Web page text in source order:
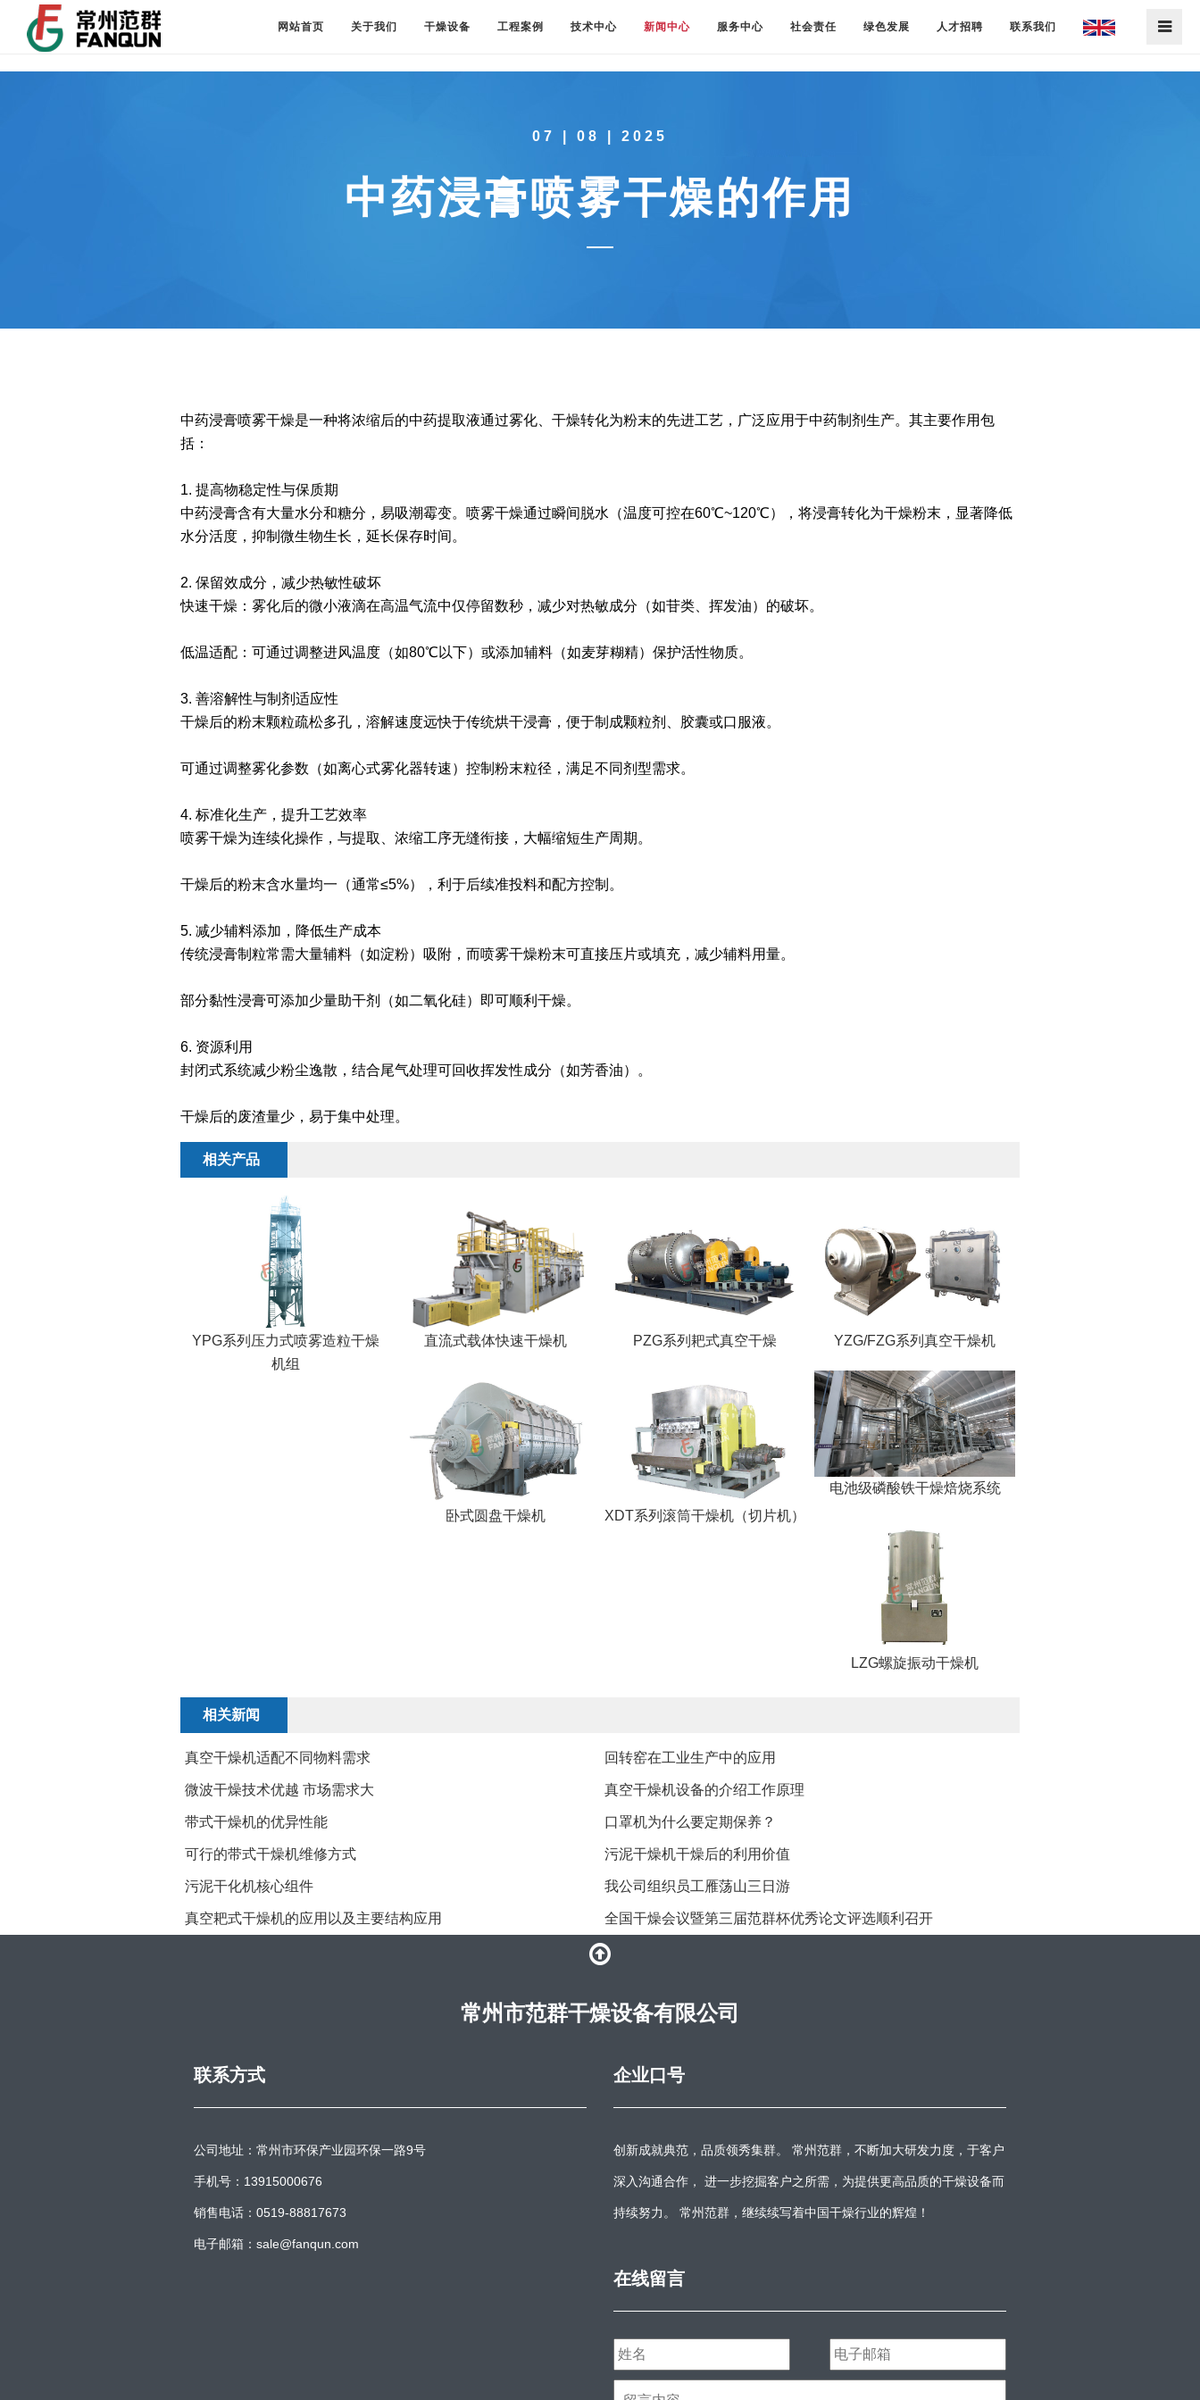
网站首页 关于我们 干燥设备 工程案例 技术中心 新闻中心 服务中心 社会责任 绿色发展 人才招聘 联系我们
07 | 08 | 2025
中药浸膏喷雾干燥的作用
中药浸膏喷雾干燥是一种将浓缩后的中药提取液通过雾化、干燥转化为粉末的先进工艺，广泛应用于中药制剂生产。其主要作用包
括：
1. 提高物稳定性与保质期
中药浸膏含有大量水分和糖分，易吸潮霉变。喷雾干燥通过瞬间脱水（温度可控在60℃~120℃），将浸膏转化为干燥粉末，显著降低
水分活度，抑制微生物生长，延长保存时间。
2. 保留效成分，减少热敏性破坏
快速干燥：雾化后的微小液滴在高温气流中仅停留数秒，减少对热敏成分（如苷类、挥发油）的破坏。
低温适配：可通过调整进风温度（如80℃以下）或添加辅料（如麦芽糊精）保护活性物质。
3. 善溶解性与制剂适应性
干燥后的粉末颗粒疏松多孔，溶解速度远快于传统烘干浸膏，便于制成颗粒剂、胶囊或口服液。
可通过调整雾化参数（如离心式雾化器转速）控制粉末粒径，满足不同剂型需求。
4. 标准化生产，提升工艺效率
喷雾干燥为连续化操作，与提取、浓缩工序无缝衔接，大幅缩短生产周期。
干燥后的粉末含水量均一（通常≤5%），利于后续准投料和配方控制。
5. 减少辅料添加，降低生产成本
传统浸膏制粒常需大量辅料（如淀粉）吸附，而喷雾干燥粉末可直接压片或填充，减少辅料用量。
部分黏性浸膏可添加少量助干剂（如二氧化硅）即可顺利干燥。
6. 资源利用
封闭式系统减少粉尘逸散，结合尾气处理可回收挥发性成分（如芳香油）。
干燥后的废渣量少，易于集中处理。
相关产品
YPG系列压力式喷雾造粒干燥
机组
直流式载体快速干燥机 PZG系列耙式真空干燥 YZG/FZG系列真空干燥机
卧式圆盘干燥机 XDT系列滚筒干燥机（切片机）
电池级磷酸铁干燥焙烧系统
LZG螺旋振动干燥机
相关新闻
真空干燥机适配不同物料需求 回转窑在工业生产中的应用
微波干燥技术优越 市场需求大 真空干燥机设备的介绍工作原理
带式干燥机的优异性能 口罩机为什么要定期保养？
可行的带式干燥机维修方式 污泥干燥机干燥后的利用价值
污泥干化机核心组件 我公司组织员工雁荡山三日游
真空耙式干燥机的应用以及主要结构应用 全国干燥会议暨第三届范群杯优秀论文评选顺利召开
常州市范群干燥设备有限公司
联系方式
公司地址：常州市环保产业园环保一路9号
手机号：13915000676
销售电话：0519-88817673
电子邮箱：sale@fanqun.com
企业口号
创新成就典范，品质领秀集群。 常州范群，不断加大研发力度，于客户
深入沟通合作， 进一步挖掘客户之所需，为提供更高品质的干燥设备而
持续努力。 常州范群，继续续写着中国干燥行业的辉煌！
在线留言